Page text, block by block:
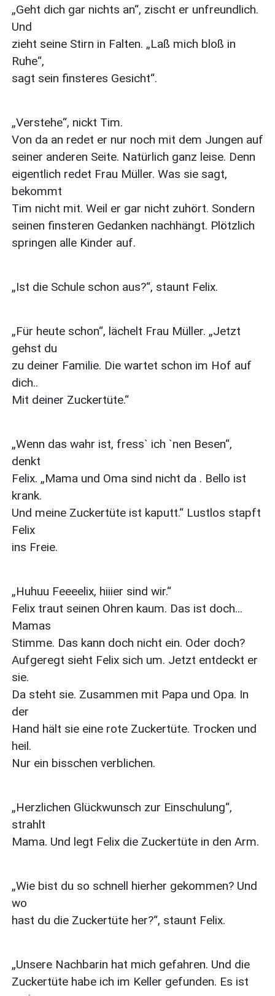
„Geht dich gar nichts an“, zischt er unfreundlich.
Und
zieht seine Stirn in Falten. „Laß mich bloß in
Ruhe“,
sagt sein finsteres Gesicht“.
„Verstehe“, nickt Tim.
Von da an redet er nur noch mit dem Jungen auf
seiner anderen Seite. Natürlich ganz leise. Denn
eigentlich redet Frau Müller. Was sie sagt,
bekommt
Tim nicht mit. Weil er gar nicht zuhört. Sondern
seinen finsteren Gedanken nachhängt. Plötzlich
springen alle Kinder auf.
„Ist die Schule schon aus?“, staunt Felix.
„Für heute schon“, lächelt Frau Müller. „Jetzt
gehst du
zu deiner Familie. Die wartet schon im Hof auf
dich..
Mit deiner Zuckertüte.“
„Wenn das wahr ist, fress` ich `nen Besen“,
denkt
Felix. „Mama und Oma sind nicht da . Bello ist
krank.
Und meine Zuckertüte ist kaputt.“ Lustlos stapft
Felix
ins Freie.
„Huhuu Feeeelix, hiiier sind wir.“
Felix traut seinen Ohren kaum. Das ist doch...
Mamas
Stimme. Das kann doch nicht ein. Oder doch?
Aufgeregt sieht Felix sich um. Jetzt entdeckt er
sie.
Da steht sie. Zusammen mit Papa und Opa. In
der
Hand hält sie eine rote Zuckertüte. Trocken und
heil.
Nur ein bisschen verblichen.
„Herzlichen Glückwunsch zur Einschulung“,
strahlt
Mama. Und legt Felix die Zuckertüte in den Arm.
„Wie bist du so schnell hierher gekommen? Und
wo
hast du die Zuckertüte her?“, staunt Felix.
„Unsere Nachbarin hat mich gefahren. Und die
Zuckertüte habe ich im Keller gefunden. Es ist